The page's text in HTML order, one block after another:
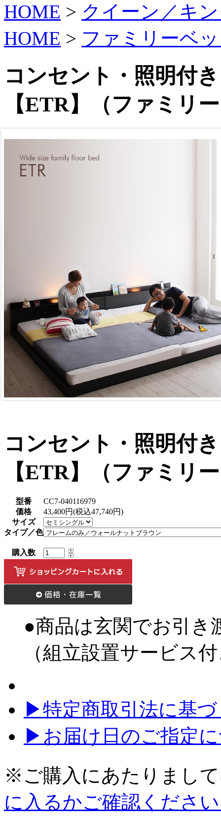
HOME > クイーン／キ
HOME > ファミリーベ
コンセント・照明付
【ETR】（ファミリ
コンセント・照明付
【ETR】（ファミリ
型番
CC7-040116979
価格
43,400円(税込47,740円)
サイズ
タイプ／色
購入数
●商品は玄関でお引き
（組立設置サービス
▶特定商取引法に基
▶お届け日のご指定
※ご購入にあたりまし
に入るかご確認くださ